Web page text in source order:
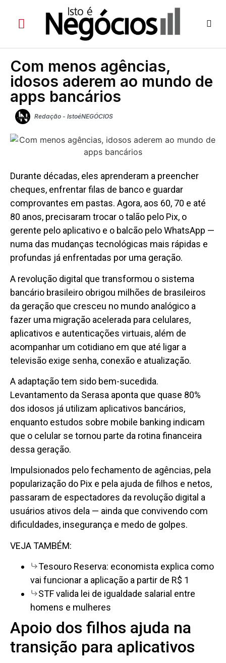
Com menos agências,
idosos aderem ao mundo de
apps bancários
Redação - IstoéNEGÓCIOS
Durante décadas, eles aprenderam a preencher
cheques, enfrentar filas de banco e guardar
comprovantes em pastas. Agora, aos 60, 70 e até
80 anos, precisaram trocar o talão pelo Pix, o
gerente pelo aplicativo e o balcão pelo WhatsApp —
numa das mudanças tecnológicas mais rápidas e
profundas já enfrentadas por uma geração.
A revolução digital que transformou o sistema
bancário brasileiro obrigou milhões de brasileiros
da geração que cresceu no mundo analógico a
fazer uma migração acelerada para celulares,
aplicativos e autenticações virtuais, além de
acompanhar um cotidiano em que até ligar a
televisão exige senha, conexão e atualização.
A adaptação tem sido bem-sucedida.
Levantamento da Serasa aponta que quase 80%
dos idosos já utilizam aplicativos bancários,
enquanto estudos sobre mobile banking indicam
que o celular se tornou parte da rotina financeira
dessa geração.
Impulsionados pelo fechamento de agências, pela
popularização do Pix e pela ajuda de filhos e netos,
passaram de espectadores da revolução digital a
usuários ativos dela — ainda que convivendo com
dificuldades, insegurança e medo de golpes.
VEJA TAMBÉM:
Tesouro Reserva: economista explica como
vai funcionar a aplicação a partir de R$ 1
STF valida lei de igualdade salarial entre
homens e mulheres
Apoio dos filhos ajuda na
transição para aplicativos